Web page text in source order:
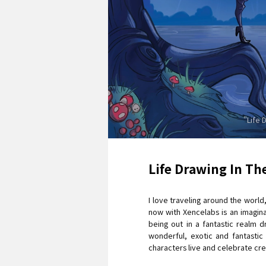
"Life
Life Drawing In
I love traveling around the
now with Xencelabs is an
being out in a fantastic realm
wonderful, exotic and
characters live and celebrate